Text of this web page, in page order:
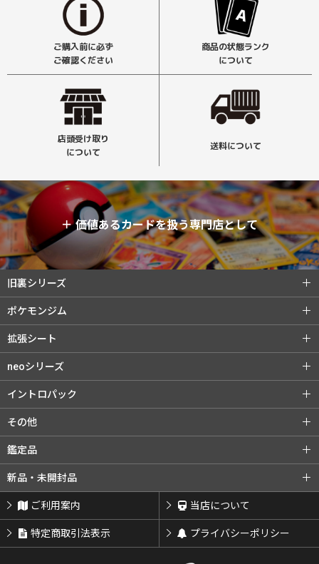
ご購入前に必ず
ご確認ください
商品の状態ランク
について
店頭受け取り
について
送料について
＋価値あるカードを扱う専門店として
ご利用案内 当店について
特定商取引法表示 プライバシーポリシー
旧裏シリーズ
旧裏シリーズ (全商品)
第1弾（★）
第3弾 化石の秘密
ポケモンジム
ポケモンジム (全商品)
第1弾 カスミ
第2弾 エリカ
闇からの挑戦
拡張シート
拡張シート (全商品)
第2弾 赤版
neoシリーズ
neoシリーズ (全商品)
第2弾 遺跡をこえて...
第4弾 闇、そして光へ...
プレミアムファイル3
イントロパック
イントロパック (全商品)
ゼニガメデッキ
チコリータデッキ
その他
その他 (全商品)
サザンアイランド
鑑定品
鑑定品 (全商品)
ARS鑑定品 その他鑑定品
新品・未開封品
新品・未開封品 (全商品) BOX・パック
サプライ類等